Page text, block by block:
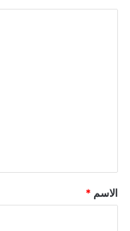
*
الاسم *